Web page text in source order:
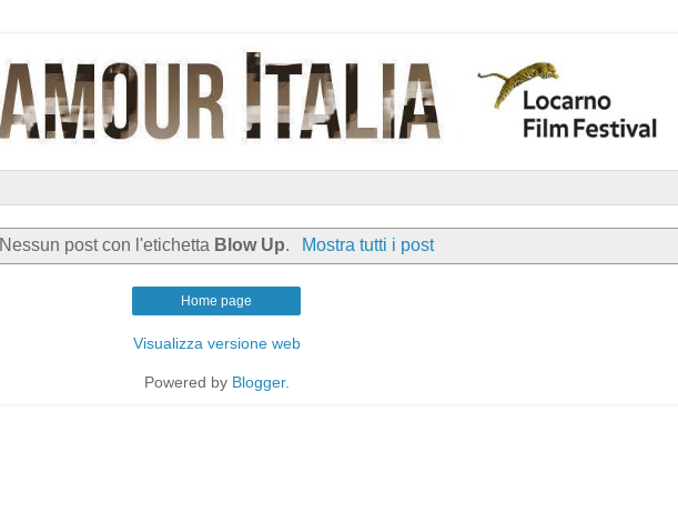
Nessun post con l'etichetta Blow Up. Mostra tutti i post
Home page
Visualizza versione web
Powered by Blogger.